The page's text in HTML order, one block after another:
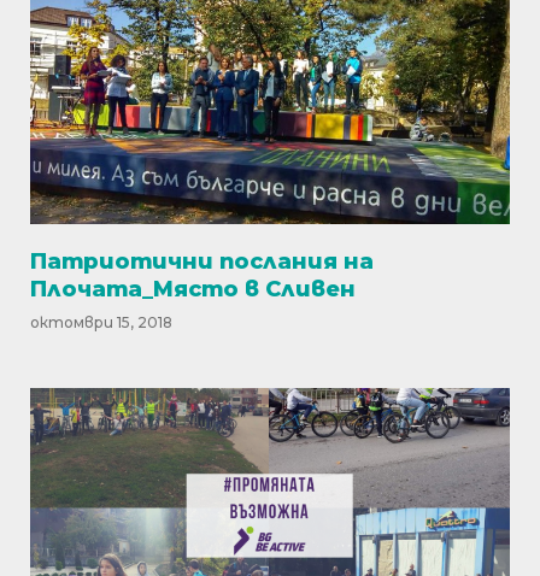
Патриотични послания на
Плочата_Място в Сливен
октомври 15, 2018